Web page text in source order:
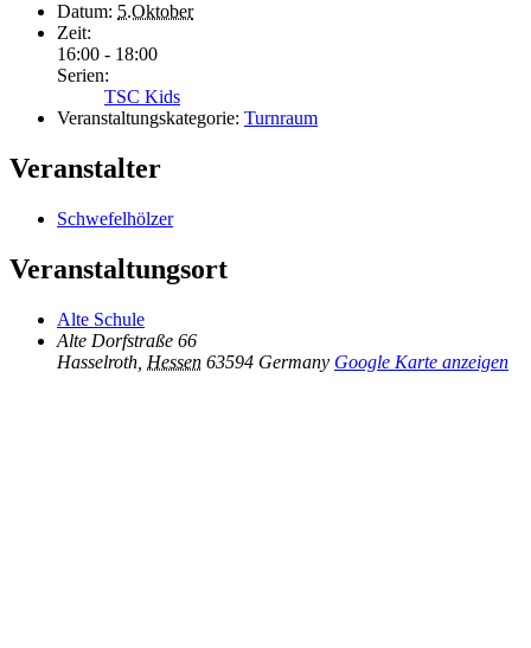
Datum: 5.Oktober
Zeit:
16:00 - 18:00
Serien:
TSC Kids
Veranstaltungskategorie: Turnraum
Veranstalter
Schwefelhölzer
Veranstaltungsort
Alte Schule
Alte Dorfstraße 66
Hasselroth Hessen 63594 Germany Google Karte anzeigen